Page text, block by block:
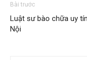
Bài trước
Luật sư bào chữa uy
Nội